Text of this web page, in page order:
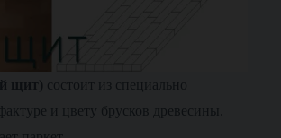
щит) состоит из специально
и цвету брусков древесины.